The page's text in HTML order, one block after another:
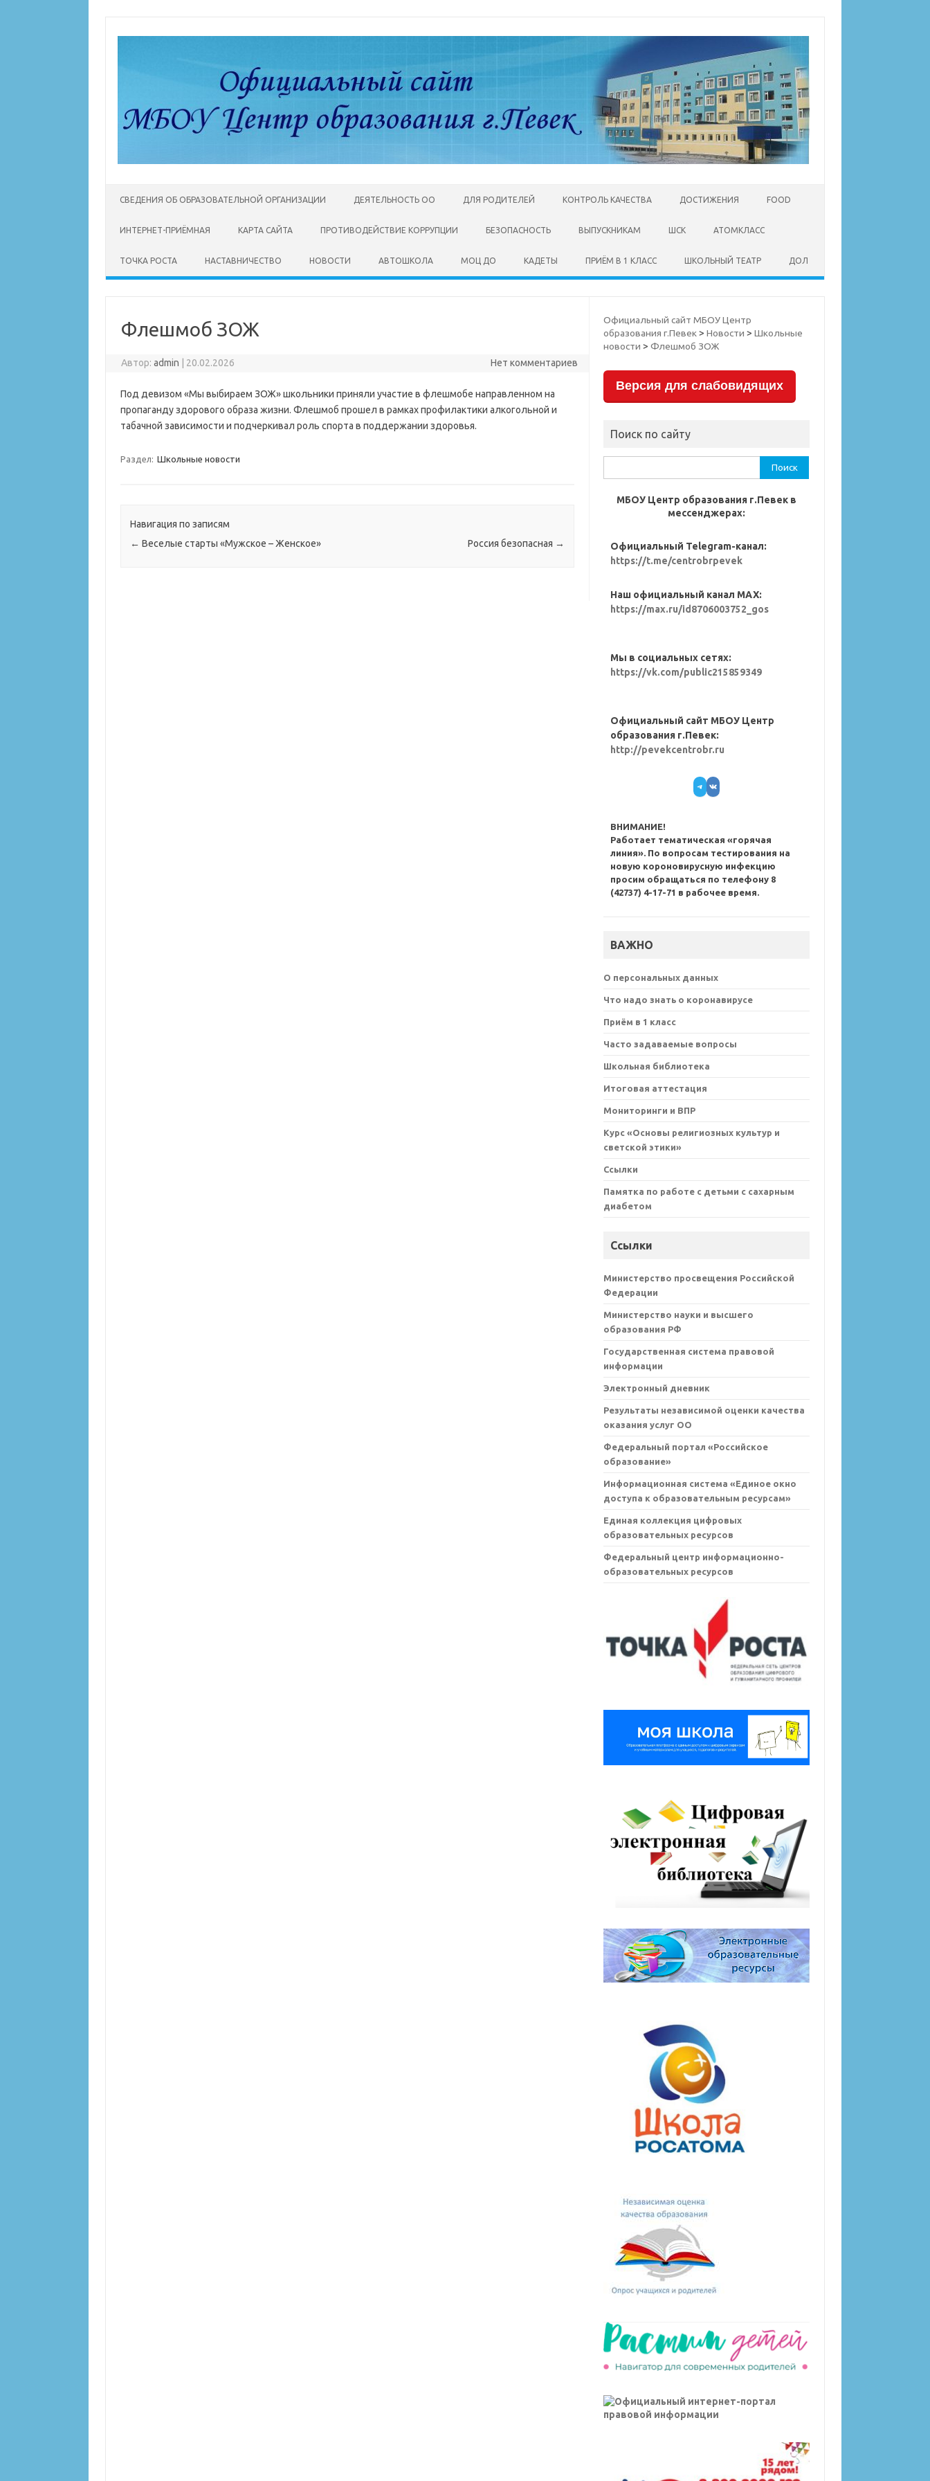
СВЕДЕНИЯ ОБ ОБРАЗОВАТЕЛЬНОЙ ОРГАНИЗАЦИИ ДЕЯТЕЛЬНОСТЬ ОО ДЛЯ РОДИТЕЛЕЙ КОНТРОЛЬ КАЧЕСТВА ДОСТИЖЕНИЯ FOOD
ИНТЕРНЕТ-ПРИЁМНАЯ КАРТА САЙТА ПРОТИВОДЕЙСТВИЕ КОРРУПЦИИ БЕЗОПАСНОСТЬ ВЫПУСКНИКАМ ШСК АТОМКЛАСС
ТОЧКА РОСТА НАСТАВНИЧЕСТВО НОВОСТИ АВТОШКОЛА МОЦ ДО КАДЕТЫ ПРИЁМ В 1 КЛАСС ШКОЛЬНЫЙ ТЕАТР ДОЛ
Флешмоб ЗОЖ
Автор:admin 20.02.2026 Нет комментариев
Под девизом «Мы выбираем ЗОЖ» школьники приняли участие в флешмобе направленном на
пропаганду здорового образа жизни. Флешмоб прошел в рамках профилактики алкогольной и
табачной зависимости и подчеркивал роль спорта в поддержании здоровья.
Раздел: Школьные новости
Навигация по записям
← Веселые старты «Мужское – Женское» Россия безопасная →
Официальный сайт МБОУ Центр
образования г.Певек>Новости >Школьные
новости >Флешмоб ЗОЖ
Версия для слабовидящих
Поиск по сайту
МБОУ Центр образования г.Певек в
мессенджерах:
Официальный Telegram-канал:
https://t.me/centrobrpevek
Наш официальный канал MAX:
https://max.ru/id8706003752_gos
Мы в социальных сетях:
https://vk.com/public215859349
Официальный сайт МБОУ Центр
образования г.Певек:
http://pevekcentrobr.ru
Telegram
VK
ВНИМАНИЕ!
Работает тематическая «горячая
линия». По вопросам тестирования на
новую короновирусную инфекцию
просим обращаться по телефону 8
(42737) 4-17-71 в рабочее время.
ВАЖНО
О персональных данных
Что надо знать о коронавирусе
Приём в 1 класс
Часто задаваемые вопросы
Школьная библиотека
Итоговая аттестация
Мониторинги и ВПР
Курс «Основы религиозных культур и
светской этики»
Ссылки
Памятка по работе с детьми с сахарным
диабетом
Ссылки
Министерство просвещения Российской
Федерации
Министерство науки и высшего
образования РФ
Государственная система правовой
информации
Электронный дневник
Результаты независимой оценки качества
оказания услуг ОО
Федеральный портал «Российское
образование»
Информационная система «Единое окно
доступа к образовательным ресурсам»
Единая коллекция цифровых
образовательных ресурсов
Федеральный центр информационно-
образовательных ресурсов